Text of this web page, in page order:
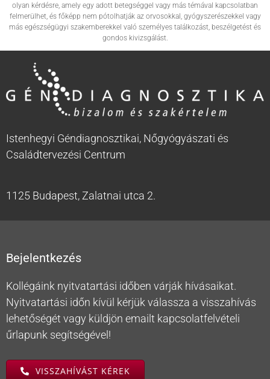
olyan kérdésre, amely egy adott betegséggel vagy más témával kapcsolatban
felmerülhet, és főképp nem pótolhatják az orvosokkal, gyógyszerészekkel vagy
más egészségügyi szakemberekkel való személyes találkozást, beszélgetést és
gondos kivizsgálást.
Istenhegyi Géndiagnosztikai, Nőgyógyászati és
Családtervezési Centrum
1125 Budapest, Zalatnai utca 2.
Bejelentkezés
Kollégáink nyitvatartási időben várják hívásaikat.
Nyitvatartási időn kívül kérjük válassza a visszahívás
lehetőségét vagy küldjön emailt kapcsolatfelvételi
űrlapunk segítségével!
VISSZAHÍVÁST KÉREK